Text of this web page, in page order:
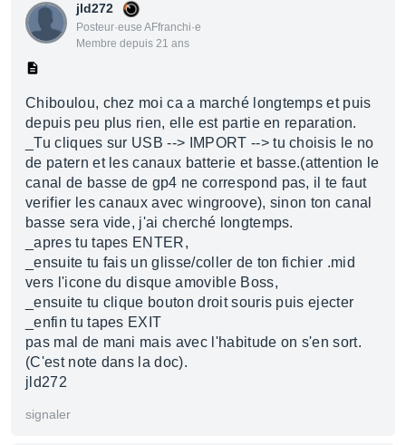
jld272
Posteur·euse AFfranchi·e
Membre depuis 21 ans
Chiboulou, chez moi ca a marché longtemps et puis
depuis peu plus rien, elle est partie en reparation.
_Tu cliques sur USB --> IMPORT --> tu choisis le no
de patern et les canaux batterie et basse.(attention le
canal de basse de gp4 ne correspond pas, il te faut
verifier les canaux avec wingroove), sinon ton canal
basse sera vide, j'ai cherché longtemps.
_apres tu tapes ENTER,
_ensuite tu fais un glisse/coller de ton fichier .mid
vers l'icone du disque amovible Boss,
_ensuite tu clique bouton droit souris puis ejecter
_enfin tu tapes EXIT
pas mal de mani mais avec l'habitude on s'en sort.
(C'est note dans la doc).
jld272
signaler